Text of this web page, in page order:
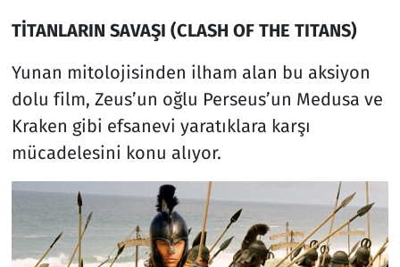
TİTANLARIN SAVAŞI (CLASH OF THE TITANS)
Yunan mitolojisinden ilham alan bu aksiyon
dolu film, Zeus’un oğlu Perseus’un Medusa ve
Kraken gibi efsanevi yaratıklara karşı
mücadelesini konu alıyor.